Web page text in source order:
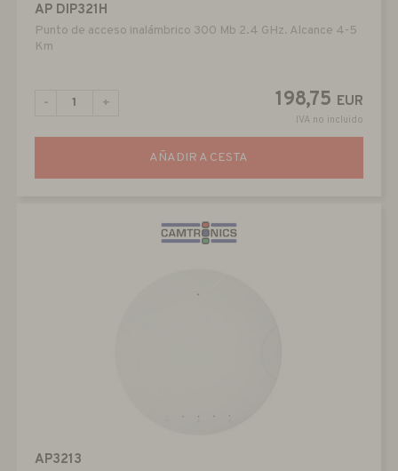
AP DIP321H
Punto de acceso inalámbrico 300 Mb 2.4 GHz. Alcance 4-5
Km
198,75 EUR
IVA no incluido
- +
AÑADIR A CESTA
AP3213